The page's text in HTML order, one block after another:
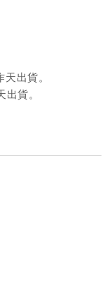
出貨。
出貨。